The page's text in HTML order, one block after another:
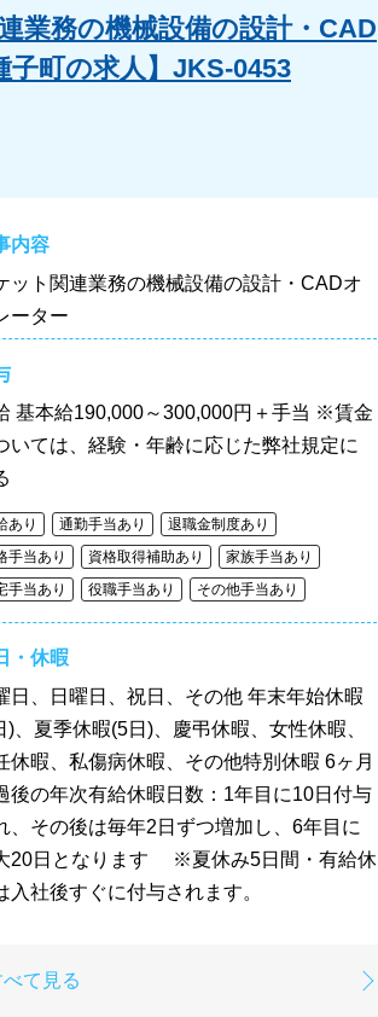
業務の機械設備の設計・CAD
子町の求人】JKS-0453
内容
ット関連業務の機械設備の設計・CADオ
ーター
基本給190,000～300,000円＋手当 ※賃金
いては、経験・年齢に応じた弊社規定に
あり 通勤手当あり
退職金制度あり
手当あり
資格取得補助あり
家族手当あり
手当あり
役職手当あり その他手当あり
・休暇
日、日曜日、祝日、その他 年末年始休暇
)、夏季休暇(5日)、慶弔休暇、女性休暇、
休暇、私傷病休暇、その他特別休暇 6ヶ月
後の年次有給休暇日数：1年目に10日付与
、その後は毎年2日ずつ増加し、6年目に
20日となります ※夏休み5日間・有給休
入社後すぐに付与されます。
て見る